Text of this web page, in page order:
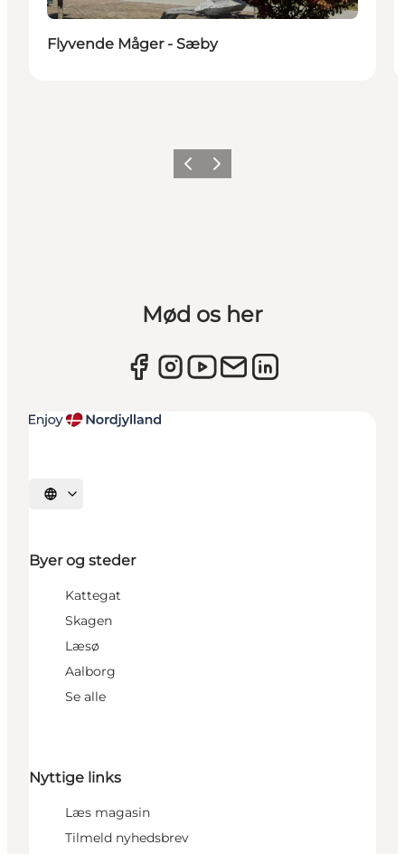
Flyvende Måger - Sæby
ForrigeNæste
Mød os her
Vælg sprog
Byer og steder
Kattegat
Skagen
Læsø
Aalborg
Se alle
Nyttige links
Læs magasin
Tilmeld nyhedsbrev